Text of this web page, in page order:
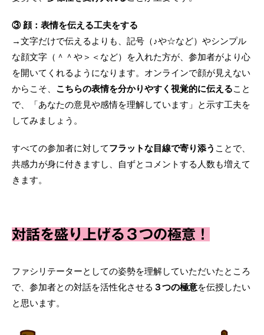
③ 顔：表情を伝える工夫をする
→文字だけで伝えるよりも、記号（♪や☆など）やシンプル
な顔文字（＾＾や＞＜など）を入れた方が、参加者がより心
を開いてくれるようになります。オンラインで顔が見えない
からこそ、 こちらの表情を分かりやすく視覚的に伝えること
で、「あなたの意見や感情を理解しています」と示す工夫を
してみましょう。
すべての参加者に対してフラットな目線で寄り添う ことで、
共感力が身に付きますし、自ずとコメントする人数も増えて
きます。
対話を盛り上げる３つの極意！
ファシリテーターとしての姿勢を理解していただいたところ
で、参加者との対話を活性化させる ３つの極意を伝授したい
と思います。